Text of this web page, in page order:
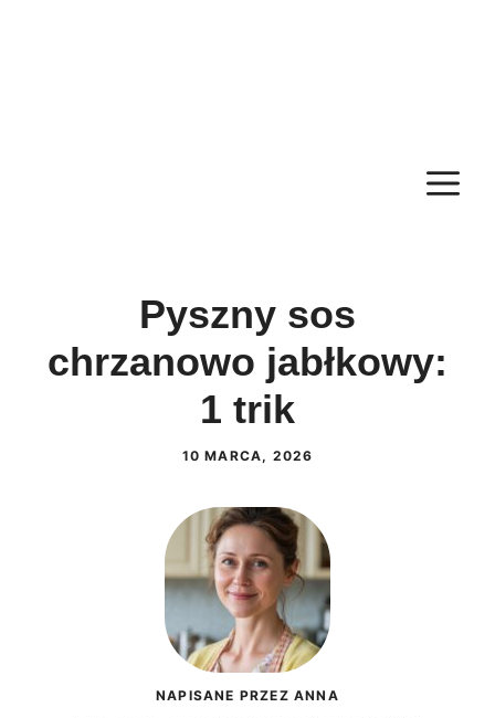
Pyszny sos
chrzanowo jabłkowy:
1 trik
10 MARCA, 2026
NAPISANE PRZEZ ANNA